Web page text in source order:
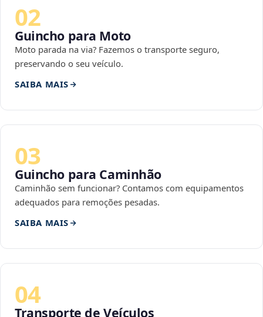
02
Guincho para Moto
Moto parada na via? Fazemos o transporte seguro,
preservando o seu veículo.
SAIBA MAIS
03
Guincho para Caminhão
Caminhão sem funcionar? Contamos com equipamentos
adequados para remoções pesadas.
SAIBA MAIS
04
Transporte de Veículos